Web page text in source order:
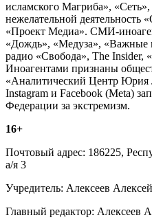
исламского Магриба»,
нежелательной деятельность
«Проект Медиа». СМИ-
«Дождь», «Медуза», «Важные
радио «Свобода», The
Иноагентами признаны
«Аналитический Центр Юрия
Instagram и Facebook (Metа)
Федерации за экстремизм.
16+
Почтовый адрес: 186225,
а/я 3
Учредитель: Алексеев
Главный редактор: Алексеев